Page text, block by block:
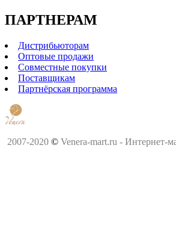
ПАРТНЕРАМ
Дистрибьюторам
Оптовые продажи
Совместные покупки
Поставщикам
Партнёрская программа
2007-2020 © Venera-mart.ru - Интернет-